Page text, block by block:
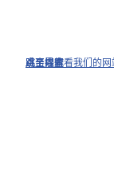
点击以查看我们的
跳至导航
跳至内容
跳至搜索